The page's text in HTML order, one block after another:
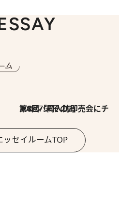
2026.7.30
第8回「同人誌即売会にチャレンジ その2」
ッセイルームTOP